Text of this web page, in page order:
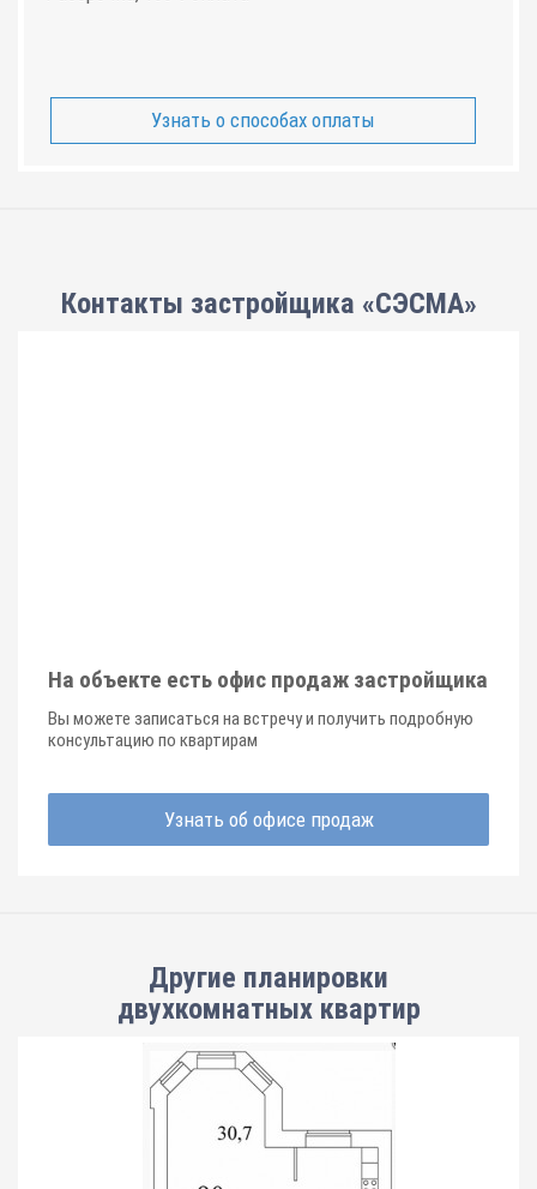
Узнать о способах оплаты
Контакты застройщика «СЭСМА»
На объекте есть офис продаж застройщика
Вы можете записаться на встречу и получить подробную
консультацию по квартирам
Узнать об офисе продаж
Другие планировки
двухкомнатных квартир